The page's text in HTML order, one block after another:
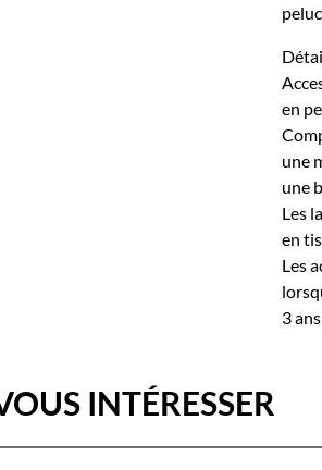
en
une
une
Les
en
Les
3
INTÉRESSER